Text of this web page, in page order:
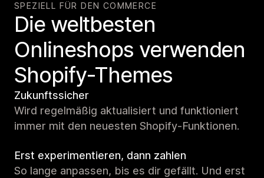
SPEZIELL FÜR DEN COMMERCE
Die weltbesten
Onlineshops verwenden
Shopify-Themes
Zukunftssicher
Wird regelmäßig aktualisiert und funktioniert
immer mit den neuesten Shopify-Funktionen.
Erst experimentieren, dann zahlen
So lange anpassen, bis es dir gefällt. Und erst